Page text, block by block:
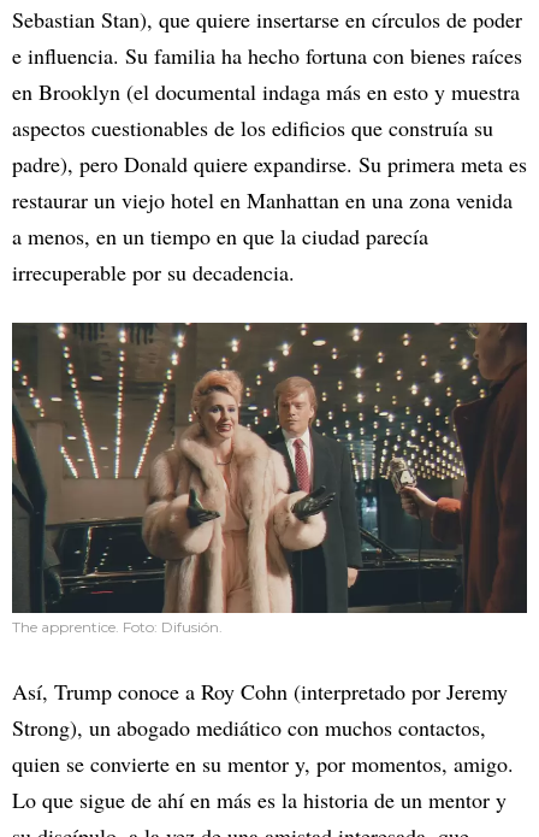
Sebastian Stan), que quiere insertarse en círculos de poder
e influencia. Su familia ha hecho fortuna con bienes raíces
en Brooklyn (el documental indaga más en esto y muestra
aspectos cuestionables de los edificios que construía su
padre), pero Donald quiere expandirse. Su primera meta es
restaurar un viejo hotel en Manhattan en una zona venida
a menos, en un tiempo en que la ciudad parecía
irrecuperable por su decadencia.
The apprentice. Foto: Difusión.
Así, Trump conoce a Roy Cohn (interpretado por Jeremy
Strong), un abogado mediático con muchos contactos,
quien se convierte en su mentor y, por momentos, amigo.
Lo que sigue de ahí en más es la historia de un mentor y